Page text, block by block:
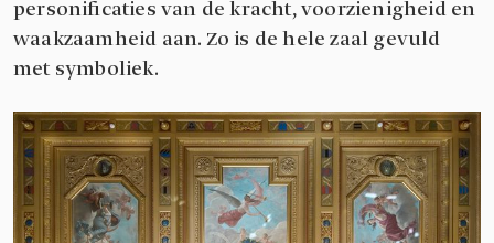
personificaties van de kracht, voorzienigheid en
waakzaamheid aan. Zo is de hele zaal gevuld
met symboliek.